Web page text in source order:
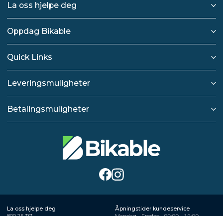
La oss hjelpe deg
Oppdag Bikable
Quick Links
Leveringsmuligheter
Betalingsmuligheter
La oss hjelpe deg
Åpningstider kundeservice